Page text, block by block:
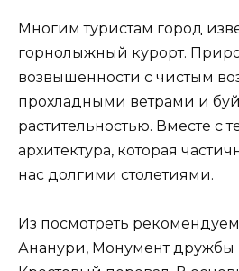
Многим туристам город
горнолыжный курорт.
возвышенности с чистым
прохладными ветрами и
растительностью. Вместе с
архитектура, которая
нас долгими столетиями.
Из посмотреть
Ананури, Монумент дружбы